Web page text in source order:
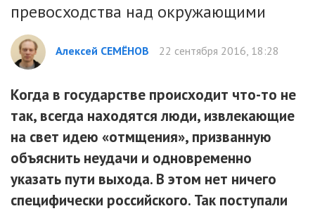
превосходства над окружающими
Алексей СЕМЁНОВ 22 сентября 2016, 18:28
Когда в государстве происходит что-то не
так, всегда находятся люди, извлекающие
на свет идею «отмщения», призванную
объяснить неудачи и одновременно
указать пути выхода. В этом нет ничего
специфически российского. Так поступали